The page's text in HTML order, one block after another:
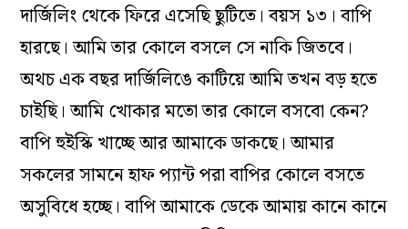
দার্জিলিং থেকে ফিরে এসেছি ছুটিতে। বয়স ১৩। বাপি
হারছে। আমি তার কোলে বসলে সে নাকি জিতবে।
অথচ এক বছর দার্জিলিঙে কাটিয়ে আমি তখন বড় হতে
চাইছি। আমি খোকার মতো তার কোলে বসবো কেন?
বাপি হুইস্কি খাচ্ছে আর আমাকে ডাকছে। আমার
সকলের সামনে হাফ প্যান্ট পরা বাপির কোলে বসতে
অসুবিধে হচ্ছে। বাপি আমাকে ডেকে আমায় কানে কানে